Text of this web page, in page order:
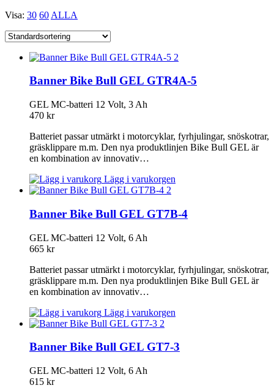
Visa: 30 60 ALLA
Banner Bike Bull GEL GTR4A-5
GEL MC-batteri 12 Volt, 3 Ah
470 kr
Batteriet passar utmärkt i motorcyklar, fyrhjulingar, snöskotrar,
gräsklippare m.m. Den nya produktlinjen Bike Bull GEL är
en kombination av innovativ…
Lägg i varukorgen
Banner Bike Bull GEL GT7B-4
GEL MC-batteri 12 Volt, 6 Ah
665 kr
Batteriet passar utmärkt i motorcyklar, fyrhjulingar, snöskotrar,
gräsklippare m.m. Den nya produktlinjen Bike Bull GEL är
en kombination av innovativ…
Lägg i varukorgen
Banner Bike Bull GEL GT7-3
GEL MC-batteri 12 Volt, 6 Ah
615 kr